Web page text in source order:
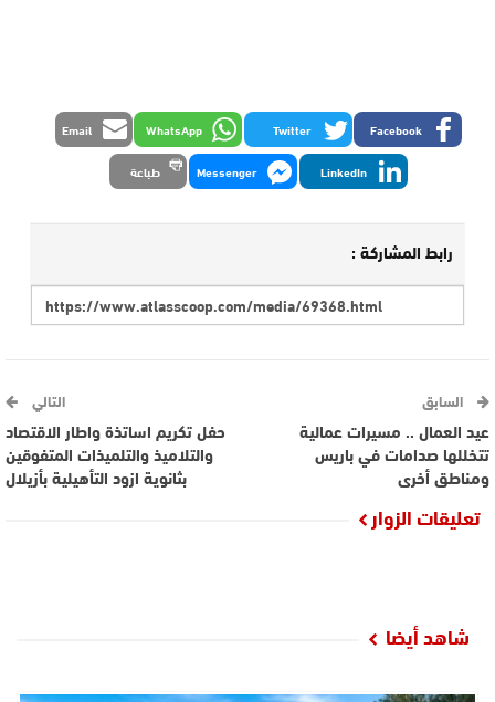
Facebook
Twitter
WhatsApp
Email
LinkedIn
Messenger طباعة
رابط المشاركة :
السابق
عيد العمال .. مسيرات عمالية
تتخللها صدامات في باريس
ومناطق أخرى
التالي
حفل تكريم اساتذة واطار الاقتصاد
والتلاميذ والتلميذات المتفوقين
بثانوية ازود التأهيلية بأزيلال
تعليقات الزوار
شاهد أيضا